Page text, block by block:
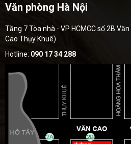
Văn phòng Hà Nội
Tầng 7 Tòa nhà - VP HCMCC số 2B
Cao Thụy Khuê)
Hotline: 090 17 34 288